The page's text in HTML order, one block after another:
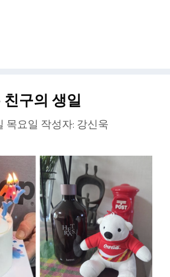
구의 생일
목요일 작성자: 강신욱